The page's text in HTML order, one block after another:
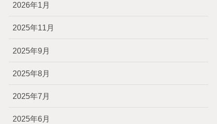
2026年1月
2025年11月
2025年9月
2025年8月
2025年7月
2025年6月